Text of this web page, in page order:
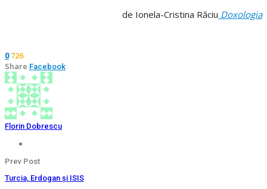
de Ionela-Cristina Răciu Doxologia
0 726
Share Facebook
Florin Dobrescu
Prev Post
Turcia, Erdogan și ISIS